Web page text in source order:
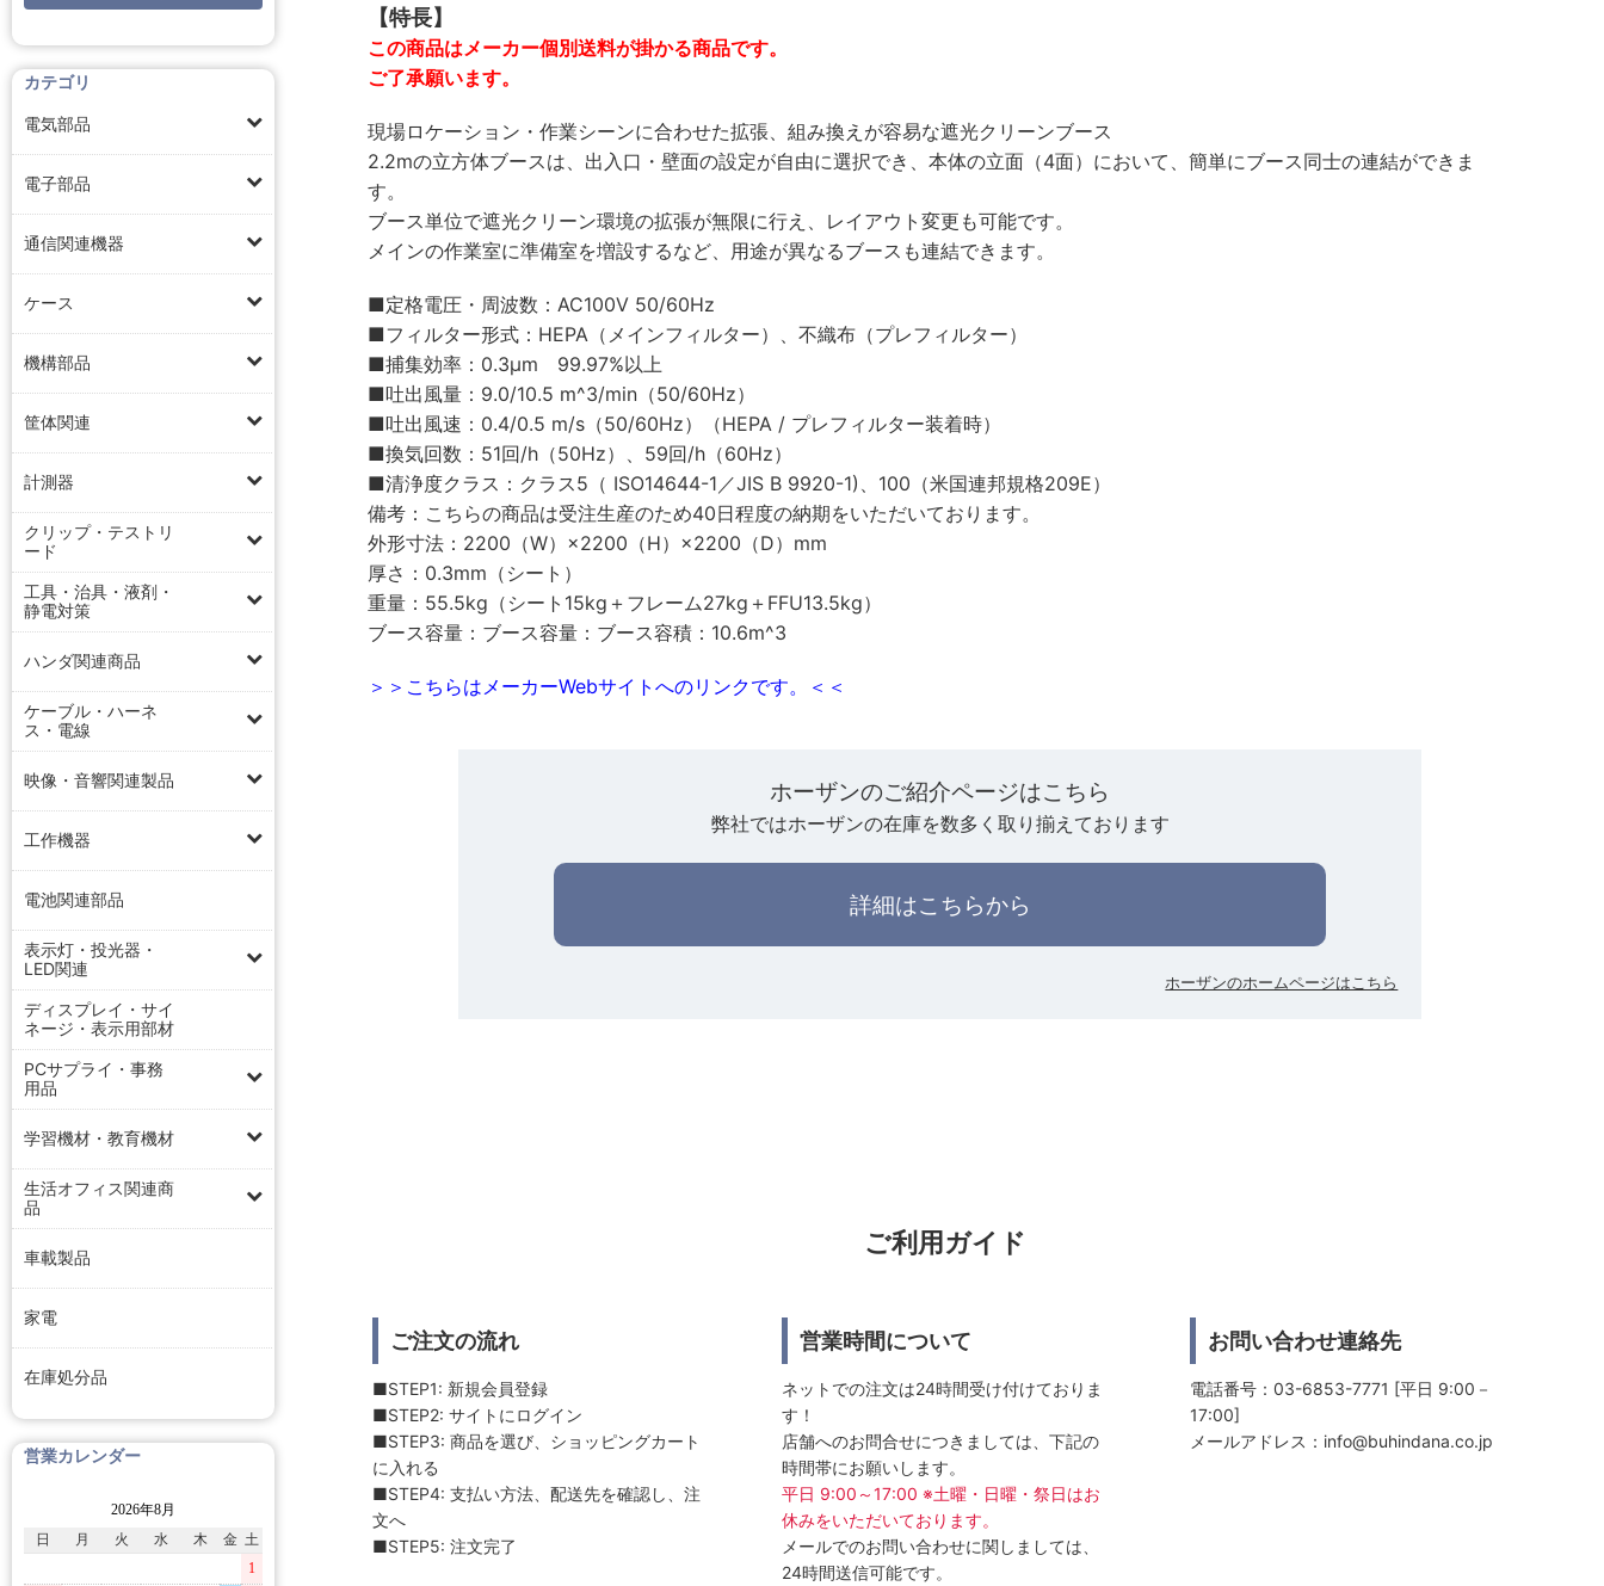
カテゴリ
電気部品
電子部品
通信関連機器
ケース
機構部品
筐体関連
計測器
クリップ・テストリ
ード
工具・治具・液剤・
静電対策
ハンダ関連商品
ケーブル・ハーネ
ス・電線
映像・音響関連製品
工作機器
電池関連部品
表示灯・投光器・
LED関連
ディスプレイ・サイ
ネージ・表示用部材
PCサプライ・事務
用品
学習機材・教育機材
生活オフィス関連商
品
車載製品
家電
在庫処分品
営業カレンダー
2026年8月
日
月 火 水 木 金 土
1
【特長】
この商品はメーカー個別送料が掛かる商品です。
ご了承願います。
現場ロケーション・作業シーンに合わせた拡張、組み換えが容易な遮光クリーンブース
2.2mの立方体ブースは、出入口・壁面の設定が自由に選択でき、本体の立面（4面）において、簡単にブース同士の連結ができま
す。
ブース単位で遮光クリーン環境の拡張が無限に行え、レイアウト変更も可能です。
メインの作業室に準備室を増設するなど、用途が異なるブースも連結できます。
■定格電圧・周波数：AC100V 50/60Hz
■フィルター形式：HEPA（メインフィルター）、不織布（プレフィルター）
■捕集効率：0.3μm 99.97%以上
■吐出風量：9.0/10.5 m^3/min（50/60Hz）
■吐出風速：0.4/0.5 m/s（50/60Hz）（HEPA / プレフィルター装着時）
■換気回数：51回/h（50Hz）、59回/h（60Hz）
■清浄度クラス：クラス5（ ISO14644-1／JIS B 9920-1)、100（米国連邦規格209E）
備考：こちらの商品は受注生産のため40日程度の納期をいただいております。
外形寸法：2200（W）×2200（H）×2200（D）mm
厚さ：0.3mm（シート）
重量：55.5kg（シート15kg＋フレーム27kg＋FFU13.5kg）
ブース容量：ブース容量：ブース容積：10.6m^3
＞＞こちらはメーカーWebサイトへのリンクです。＜＜
ホーザンのご紹介ページはこちら
弊社ではホーザンの在庫を数多く取り揃えております
詳細はこちらから
ホーザンのホームページはこちら
ご利用ガイド
ご注文の流れ
■STEP1: 新規会員登録
■STEP2: サイトにログイン
■STEP3: 商品を選び、ショッピングカート
に入れる
■STEP4: 支払い方法、配送先を確認し、注
文へ
■STEP5: 注文完了
営業時間について
ネットでの注文は24時間受け付けておりま
す！
店舗へのお問合せにつきましては、下記の
時間帯にお願いします。
平日 9:00～17:00 ※土曜・日曜・祭日はお
休みをいただいております。
メールでのお問い合わせに関しましては、
24時間送信可能です。
お問い合わせ連絡先
電話番号：03-6853-7771 [平日 9:00－
17:00]
メールアドレス： info@buhindana.co.jp